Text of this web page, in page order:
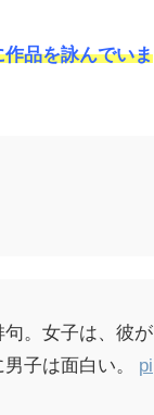
品を詠んでいま
。女子は、彼が
子は面白い。 pi